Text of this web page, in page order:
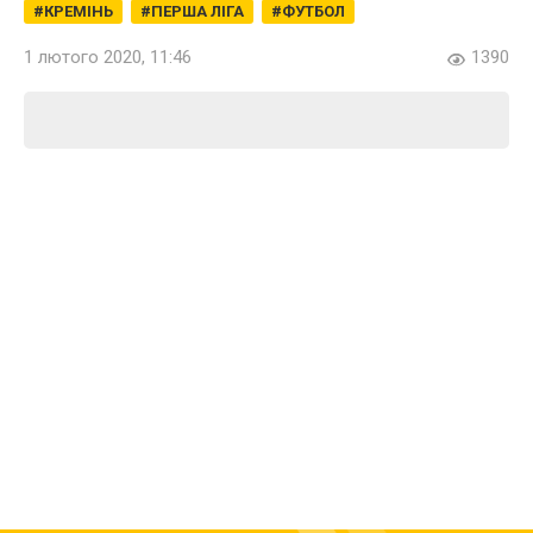
КРЕМІНЬ ПЕРША ЛІГА ФУТБОЛ
1 лютого 2020, 11:46 1390